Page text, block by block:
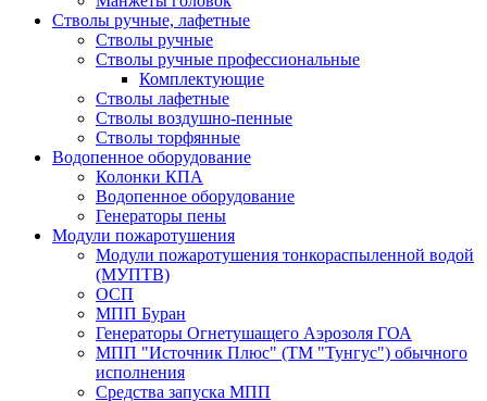
Стволы ручные, лафетные
Стволы ручные
Стволы ручные профессиональные
Комплектующие
Стволы лафетные
Стволы воздушно-пенные
Стволы торфянные
Водопенное оборудование
Колонки КПА
Водопенное оборудование
Генераторы пены
Модули пожаротушения
Модули пожаротушения тонкораспыленной водой
(МУПТВ)
ОСП
МПП Буран
Генераторы Огнетушащего Аэрозоля ГОА
МПП "Источник Плюс" (ТМ "Тунгус") обычного
исполнения
Средства запуска МПП